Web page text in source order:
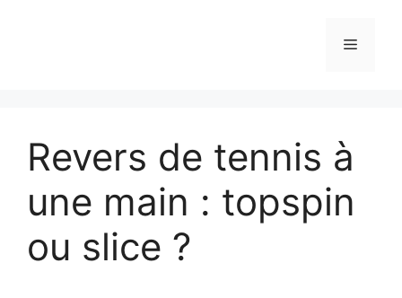
Menu
Revers de tennis à
une main : topspin
ou slice ?